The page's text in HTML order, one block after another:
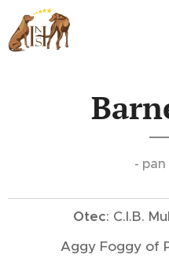
-
Otec: C.I.B.
Aggy Foggy of